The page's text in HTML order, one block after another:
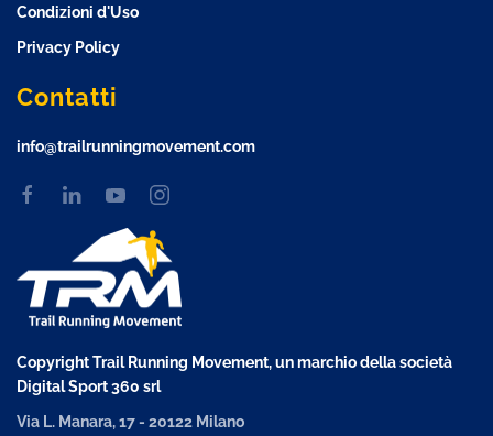
Condizioni d'Uso
Privacy Policy
Contatti
info@trailrunningmovement.com
Copyright Trail Running Movement, un marchio della società
Digital Sport 360 srl
Via L. Manara, 17 - 20122 Milano